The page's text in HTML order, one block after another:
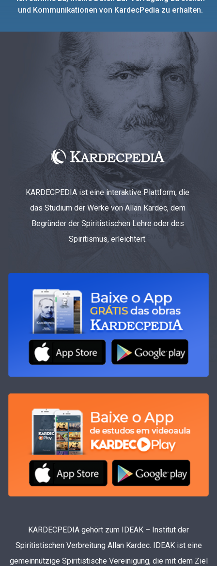
und Kommunikationen von KardecPedia zu erhalten.
KARDECPEDIA ist eine interaktive Plattform, die
das Studium der Werke von Allan Kardec, dem
Begründer der Spiritistischen Lehre oder des
Spiritismus, erleichtert.
KARDECPEDIA gehört zum IDEAK – Institut der
Spiritistischen Verbreitung Allan Kardec. IDEAK ist eine
gemeinnützige Spiritistische Vereinigung, die mit dem Ziel